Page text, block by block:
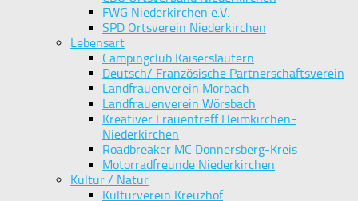
FWG Niederkirchen e.V.
SPD Ortsverein Niederkirchen
Lebensart
Campingclub Kaiserslautern
Deutsch/ Französische Partnerschaftsverein
Landfrauenverein Morbach
Landfrauenverein Wörsbach
Kreativer Frauentreff Heimkirchen-
Niederkirchen
Roadbreaker MC Donnersberg-Kreis
Motorradfreunde Niederkirchen
Kultur / Natur
Kulturverein Kreuzhof